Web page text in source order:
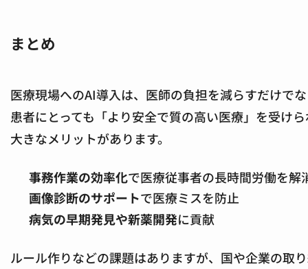
まとめ
医療現場へのAI導入は、医師の負担を減らすだけで
患者にとっても「より安全で質の高い医療」を受け
大きなメリットがあります。
事務作業の効率化で医療従事者の長時間労働を解
画像診断のサポートで医療ミスを防止
病気の早期発見や新薬開発に貢献
ルール作りなどの課題はありますが、国や企業の取